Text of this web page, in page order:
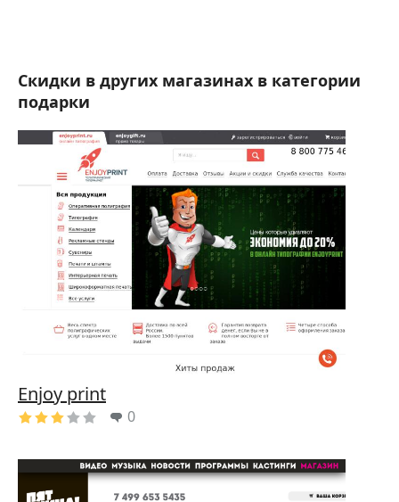
Скидки в других магазинах в категории
подарки
Enjoy print
0